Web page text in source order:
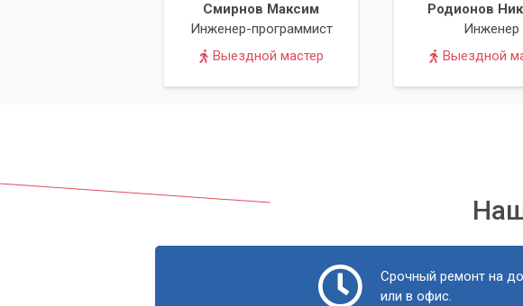
Смирнов Максим
Инженер-программист
Выездной мастер
Родионов
Инженер
Выездной
Срочный ремонт на
или в офис.